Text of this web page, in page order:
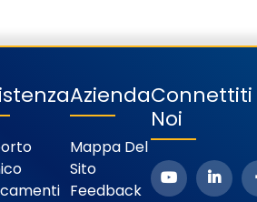
Azienda
Mappa Del
Sito
Feedback
Connettiti
Noi